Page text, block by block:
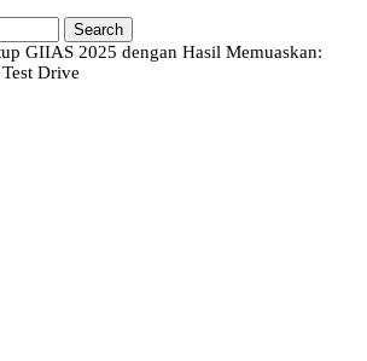
GIIAS 2025 dengan Hasil Memuaskan:
Drive